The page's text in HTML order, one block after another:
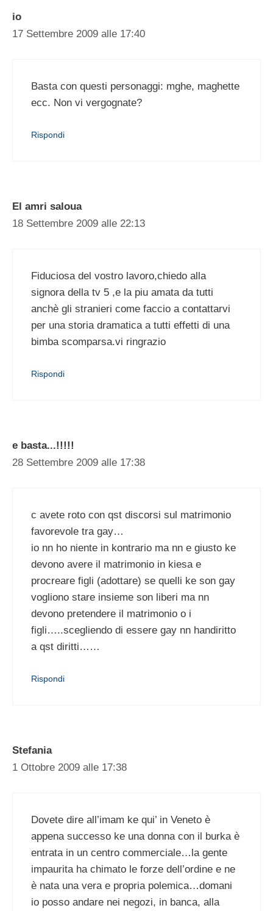
io
17 Settembre 2009 alle 17:40
Basta con questi personaggi: mghe, maghette
ecc. Non vi vergognate?
Rispondi
El amri saloua
18 Settembre 2009 alle 22:13
Fiduciosa del vostro lavoro,chiedo alla
signora della tv 5 ,e la piu amata da tutti
anchè gli stranieri come faccio a contattarvi
per una storia dramatica a tutti effetti di una
bimba scomparsa.vi ringrazio
Rispondi
e basta...!!!!!
28 Settembre 2009 alle 17:38
c avete roto con qst discorsi sul matrimonio
favorevole tra gay…
io nn ho niente in kontrario ma nn e giusto ke
devono avere il matrimonio in kiesa e
procreare figli (adottare) se quelli ke son gay
vogliono stare insieme son liberi ma nn
devono pretendere il matrimonio o i
figli…..scegliendo di essere gay nn handiritto
a qst diritti……
Rispondi
Stefania
1 Ottobre 2009 alle 17:38
Dovete dire all’imam ke qui’ in Veneto è
appena successo ke una donna con il burka è
entrata in un centro commerciale…la gente
impaurita ha chimato le forze dell’ordine e ne
è nata una vera e propria polemica…domani
io posso andare nei negozi, in banca, alla